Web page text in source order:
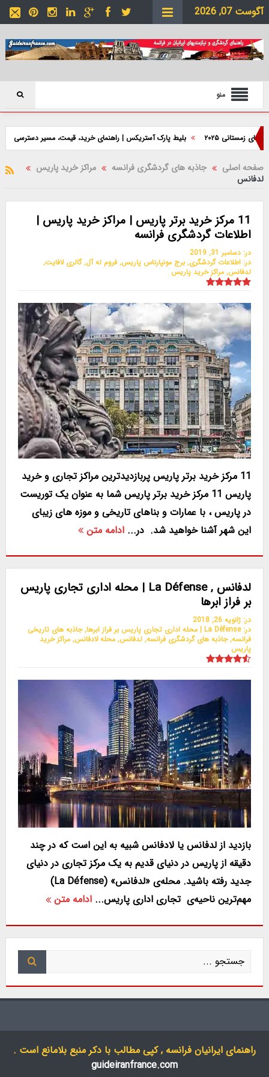
آگوست 07, 2026
منو
۲۰۲۵ بلیط پارک آستریکس | راهنمای خرید، قیمت، مسیر دسترسی و نکات
صفحه اصلی جاذبه های گردشگری فرانسه
مراکز خرید پاریس
لدفانس
11 مرکز خرید برتر پاریس | مراکز خرید پاریس |
اطلاعات گردشگری فرانسه
در: دسامبر 31, 2019
در: اطلاعات گردشگری, برج مونپارناس پاریس, فروم له آل,گالری لافایت,
لدفانس, مراکز خرید پاریس
11 مرکز خرید برتر پاریس پربازدیدترین مراکز تجاری و خرید
پاریس 11 مرکز خرید برتر پاریس شما به عنوان یک توریست
در پاریس ، با عمارات و بناهای تاریخی و موزه های زیبای
این شهر آشنا خواهید شد. در... ادامه متن
لدفانس , La Défense | محله اداری تجاری پاریس
بر فراز ابرها
در: ژانویه 26, 2018
در:La Défense | محله اداری تجاری پاریس بر فراز ابرها ,جاذبه های تاریخی
فرانسه,جاذبه های گردشگری فرانسه, لدفانس, محله لادفانس, مراکز خرید
پاریس
بازدید از لدفانس یا لادفانس شبیه به این است که در چند
دقیقه از پاریس در دنیای قدیم به یک مرکز تجاری در دنیای
جدید رفته باشید. محله‌ی «لدفانس» (La Défense)
مهم‌ترین ناحیه‌ی تجاری اداری پاریس... ادامه متن
راهنمای ایرانیان فرانسه , کپی مطالب با دکر منبع بلامانع است .
guideiranfrance.com